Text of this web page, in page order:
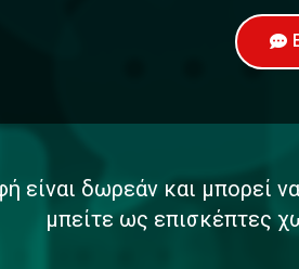
είναι δωρεάν και μπορεί
μπείτε ως επισκέπτες